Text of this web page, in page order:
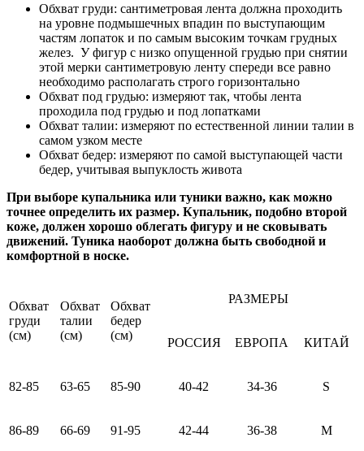
Обхват груди: сантиметровая лента должна проходить
на уровне подмышечных впадин по выступающим
частям лопаток и по самым высоким точкам грудных
желез. У фигур с низко опущенной грудью при снятии
этой мерки сантиметровую ленту спереди все равно
необходимо располагать строго горизонтально
Обхват под грудью: измеряют так, чтобы лента
проходила под грудью и под лопатками
Обхват талии: измеряют по естественной линии талии в
самом узком месте
Обхват бедер: измеряют по самой выступающей части
бедер, учитывая выпуклость живота
При выборе купальника или туники важно, как можно
точнее определить их размер. Купальник, подобно второй
коже, должен хорошо облегать фигуру и не сковывать
движений. Туника наоборот должна быть свободной и
комфортной в носке.
Обхват
груди
(см)
Обхват
талии
(см)
Обхват
бедер
(см)
РАЗМЕРЫ
РОССИЯ ЕВРОПА КИТАЙ
82-85 63-65 85-90 40-42 34-36 S
86-89 66-69 91-95 42-44 36-38 M